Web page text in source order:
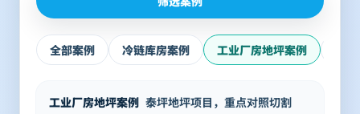
全部案例 冷链库房案例 工业厂房地坪案例
工业厂房地坪案例 泰坪地坪项目，重点对照切割